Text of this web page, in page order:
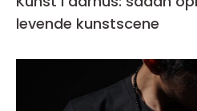
levende kunstscene